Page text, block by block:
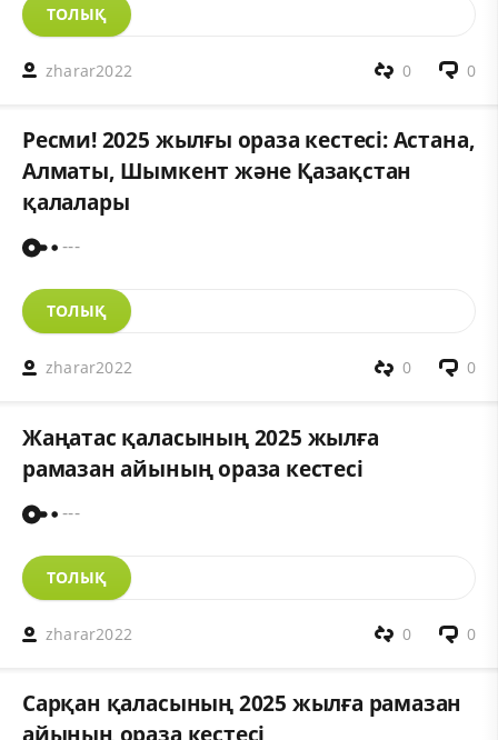
ТОЛЫҚ
zharar2022 0
0
Ресми! 2025 жылғы ораза кестесі: Астана,
Алматы, Шымкент және Қазақстан
қалалары
---
ТОЛЫҚ
zharar2022 0
0
Жаңатас қаласының 2025 жылға
рамазан айының ораза кестесі
---
ТОЛЫҚ
zharar2022 0
0
Сарқан қаласының 2025 жылға рамазан